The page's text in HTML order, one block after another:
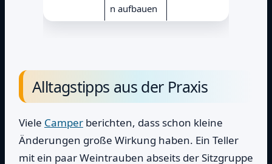
n aufbauen
Alltagstipps aus der Praxis
Viele Camper berichten, dass schon kleine
Änderungen große Wirkung haben. Ein Teller
mit ein paar Weintrauben abseits der Sitzgruppe